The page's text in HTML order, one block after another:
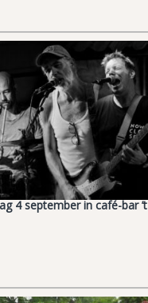
4 september in café-bar ’t